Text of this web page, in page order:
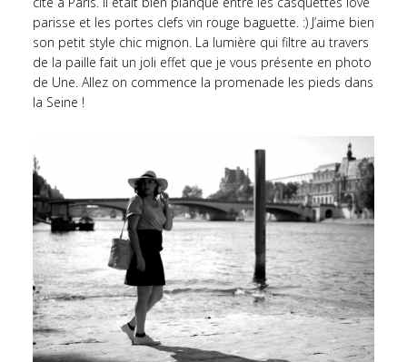
parisse et les portes clefs vin rouge baguette. :) J’aime bien
son petit style chic mignon. La lumière qui filtre au travers
de la paille fait un joli effet que je vous présente en photo
de Une. Allez on commence la promenade les pieds dans
la Seine !